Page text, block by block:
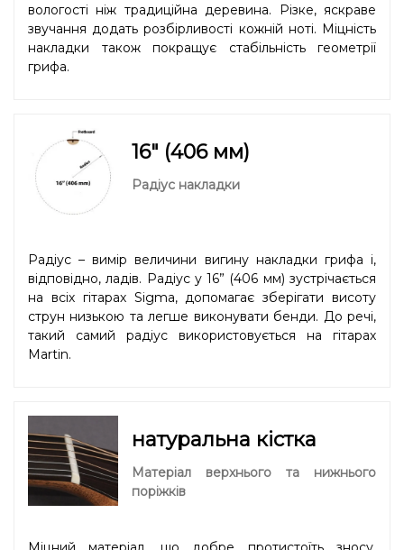
вологості ніж традиційна деревина. Різке, яскраве
звучання додать розбірливості кожній ноті. Міцність
накладки також покращує стабільність геометрії
грифа.
16" (406 мм)
Радіус накладки
Радіус – вимір величини вигину накладки грифа і,
відповідно, ладів. Радіус у 16” (406 мм) зустрічається
на всіх гітарах Sigma, допомагає зберігати висоту
струн низькою та легше виконувати бенди. До речі,
такий самий радіус використовується на гітарах
Martin.
натуральна кістка
Матеріал верхнього та нижнього
поріжків